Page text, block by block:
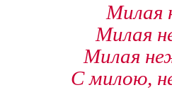
Милая
Милая
Милая
С милою,